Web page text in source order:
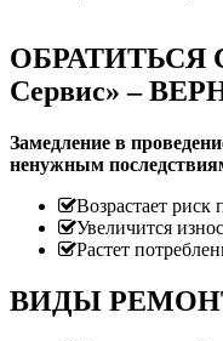
ОБРАТИТЬСЯ
Сервис» –
Замедление в
ненужным
Возрастает
Увеличится
Растет
ВИДЫ